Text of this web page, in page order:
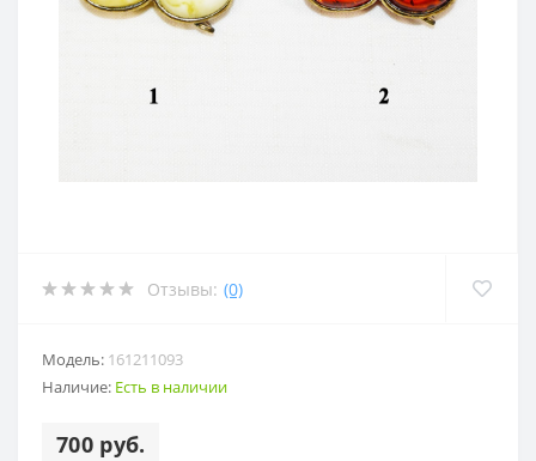
Отзывы: (0)
Модель: 161211093
Наличие: Есть в наличии
700 руб.